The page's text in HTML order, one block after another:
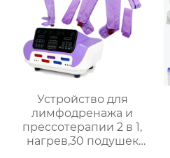
Устройство для
лимфодренажа и
прессотерапии 2 в 1,
нагрев,30 подушек